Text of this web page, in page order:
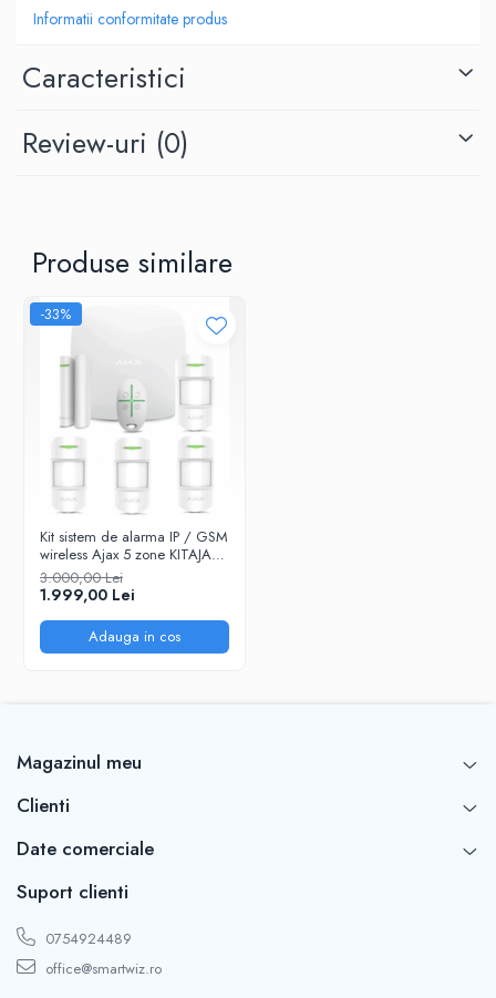
curentului electric. Acest aspect adauga un nivel suplimentar de
fiabilitate si iti ofera pacea sufleteasca ca sistemul tau de securitate
Indiferent daca esti acasa sau plecat, sirena inteligenta Tuya WiFi te
Fiind compatibila cu alte dispozitive inteligente din gama SmartLife
, poti crea un sistem de securitate interconectat si complet
protectie avansata si de un control total asupra sistemului tau de
securitate, oferindu-ti linistea si confortul de care ai nevoie in
Informatii conformitate produs
Caracteristici
Review-uri (0)
Produse similare
-33%
Kit sistem de alarma IP / GSM
wireless Ajax 5 zone KITAJAX5
@Smartwiz
3.000,00 Lei
1.999,00 Lei
Adauga in cos
Magazinul meu
Clienti
Date comerciale
Suport clienti
0754924489
office@smartwiz.ro